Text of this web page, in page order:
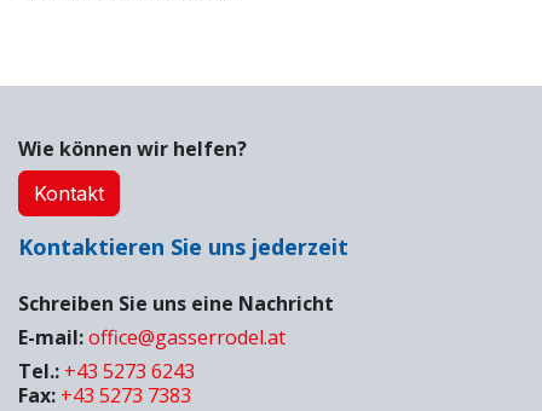
Wie können wir helfen?
Kontakt
Kontaktieren Sie uns jederzeit
Schreiben Sie uns eine Nachricht
E-mail:office@gasserrodel.at
Tel.: +43 5273 6243
Fax: +43 5273 7383